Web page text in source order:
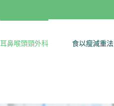
耳鼻喉頭頸外科 食以瘦減重法